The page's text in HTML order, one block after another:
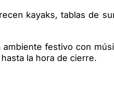
kayaks, tablas de
festivo con
la hora de cierre.